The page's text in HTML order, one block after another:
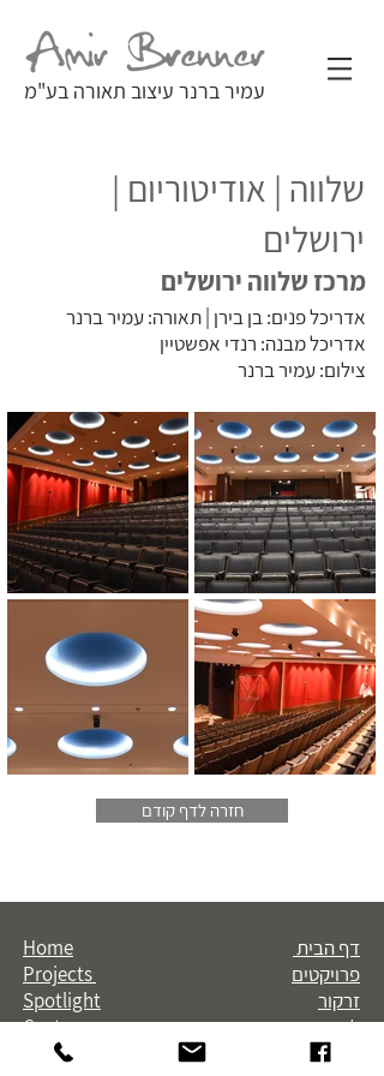
עמיר ברנר עיצוב תאורה בע"מ
שלווה | אודיטוריום |
ירושלים
מרכז שלווה ירושלים
אדריכל פנים: בן בירן | תאורה: עמיר ברנר
אדריכל מבנה: רנדי אפשטיין
צילום: עמיר ברנר
חזרה לדף קודם
Home
Projects
Spotlight
Customers
About
דף הבית
פרויקטים
זרקור
לקוחות
אודות